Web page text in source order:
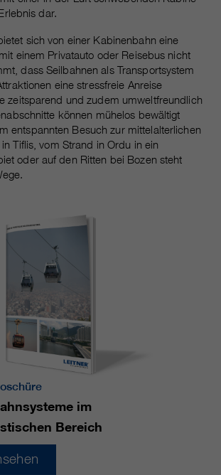
dar.
sich von einer Kabinenbahn eine
einem Privatauto oder Reisebus nicht
dass Seilbahnen als Transportsystem
eine stressfreie Anreise
zeitsparend und zudem umweltfreundlich
können mühelos bewältigt
entspannten Besuch zur mittelalterlichen
Tiflis, vom Strand in Ordu in ein
oder auf den Ritten bei Bozen steht
im
Bereich
schützen, welches durch Spam-
Bots verursacht wird.
cookie_optin
sgalinski Cookie Opt In
30 Tage
gewählten Cookie-Einstellungen.
__utmc, __utmd, __utmz
Google Analytics
Mehrere - variieren zwischen 2
Jahren und 6 Monaten oder noch
kürzer.
Diese Cookies werden von Google
Analytics verwendet, um
sammeln, einschließlich
persönlicher und nicht-
personenbezogener Informationen.
Weitere Informationen finden Sie in
den Datenschutzbestimmungen
von Google Analytics unter
https://policies.google.com/privacy.
Gesammelte nicht
personenbezogene Daten werden
verwendet, um Berichte über die
Nutzung der Website zu erstellen,
die uns helfen, unsere Websites /
Apps zu verbessern. Diese
Informationen werden auch an
unsere Kunden / Partner
weitergegeben.